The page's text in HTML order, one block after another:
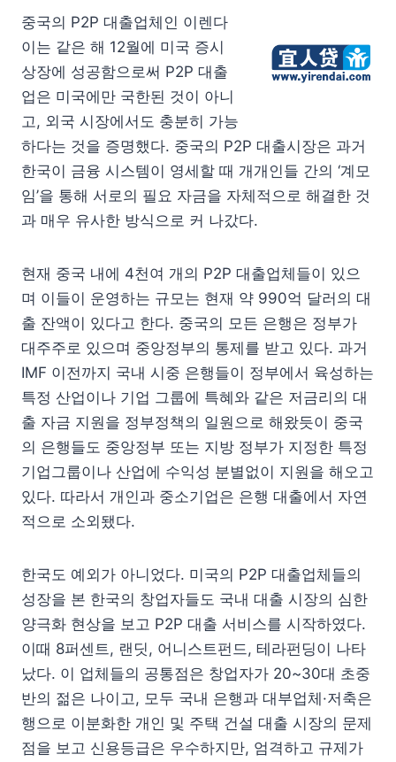
중국의 P2P 대출업체인 이렌다
이는 같은 해 12월에 미국 증시
상장에 성공함으로써 P2P 대출
업은 미국에만 국한된 것이 아니
고, 외국 시장에서도 충분히 가능
하다는 것을 증명했다. 중국의 P2P 대출시장은 과거
한국이 금융 시스템이 영세할 때 개개인들 간의 ‘계모
임’을 통해 서로의 필요 자금을 자체적으로 해결한 것
과 매우 유사한 방식으로 커 나갔다.
현재 중국 내에 4천여 개의 P2P 대출업체들이 있으
며 이들이 운영하는 규모는 현재 약 990억 달러의 대
출 잔액이 있다고 한다. 중국의 모든 은행은 정부가
대주주로 있으며 중앙정부의 통제를 받고 있다. 과거
IMF 이전까지 국내 시중 은행들이 정부에서 육성하는
특정 산업이나 기업 그룹에 특혜와 같은 저금리의 대
출 자금 지원을 정부정책의 일원으로 해왔듯이 중국
의 은행들도 중앙정부 또는 지방 정부가 지정한 특정
기업그룹이나 산업에 수익성 분별없이 지원을 해오고
있다. 따라서 개인과 중소기업은 은행 대출에서 자연
적으로 소외됐다.
한국도 예외가 아니었다. 미국의 P2P 대출업체들의
성장을 본 한국의 창업자들도 국내 대출 시장의 심한
양극화 현상을 보고 P2P 대출 서비스를 시작하였다.
이때 8퍼센트, 랜딧, 어니스트펀드, 테라펀딩이 나타
났다. 이 업체들의 공통점은 창업자가 20~30대 초중
반의 젊은 나이고, 모두 국내 은행과 대부업체·저축은
행으로 이분화한 개인 및 주택 건설 대출 시장의 문제
점을 보고 신용등급은 우수하지만, 엄격하고 규제가